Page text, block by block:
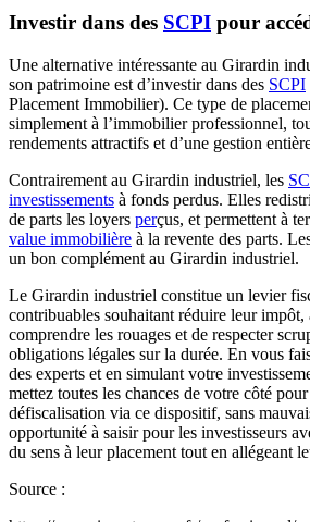
Investir dans des SCPI pour
Une alternative intéressante au Girardin
son patrimoine est d’investir dans des SCPI
Placement Immobilier). Ce type de
simplement à l’immobilier professionnel,
rendements attractifs et d’une gestion
Contrairement au Girardin industriel, les
investissements à fonds perdus. Elles
de parts les loyers perçus, et permettent à
value immobilière à la revente des parts.
un bon complément au Girardin industriel.
Le Girardin industriel constitue un levier
contribuables souhaitant réduire leur
comprendre les rouages et de respecter
obligations légales sur la durée. En vous
des experts et en simulant votre
mettez toutes les chances de votre côté
défiscalisation via ce dispositif, sans
opportunité à saisir pour les investisseurs
du sens à leur placement tout en allégeant
Source :